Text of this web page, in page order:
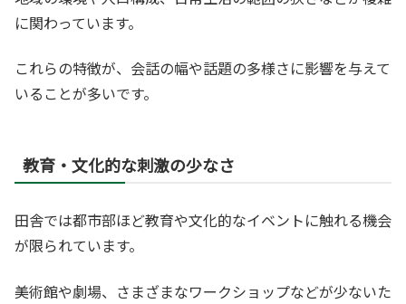
に関わっています。
これらの特徴が、会話の幅や話題の多様さに影響を与えて
いることが多いです。
教育・文化的な刺激の少なさ
田舎では都市部ほど教育や文化的なイベントに触れる機会
が限られています。
美術館や劇場、さまざまなワークショップなどが少ないた